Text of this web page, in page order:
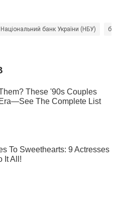
Національний банк України (НБУ)